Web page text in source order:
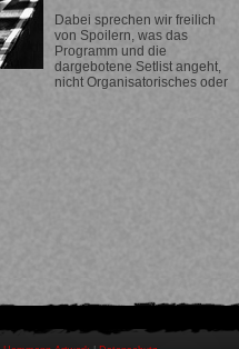
Dabei sprechen wir freilich
von Spoilern, was das
Programm und die
dargebotene Setlist angeht,
nicht Organisatorisches oder